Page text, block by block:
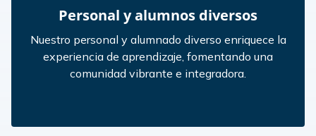
Personal y alumnos diversos
Nuestro personal y alumnado diverso enriquece la
experiencia de aprendizaje, fomentando una
comunidad vibrante e integradora.